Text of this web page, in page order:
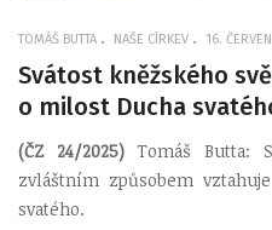
TOMÁŠ BUTTA NAŠE CÍRKEV 16.
Svátost kněžského
o milost Ducha
(ČZ 24/2025)Tomáš Butta:
zvláštním způsobem
svatého.